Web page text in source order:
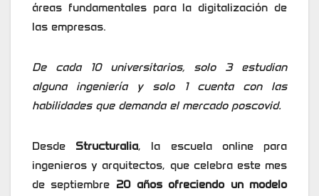
áreas fundamentales para la digitalización de
las empresas.
De cada 10 universitarios, solo 3 estudian
alguna ingeniería y solo 1 cuenta con las
habilidades que demanda el mercado poscovid.
Desde Structuralia, la escuela online para
ingenieros y arquitectos, que celebra este mes
de septiembre 20 años ofreciendo un modelo